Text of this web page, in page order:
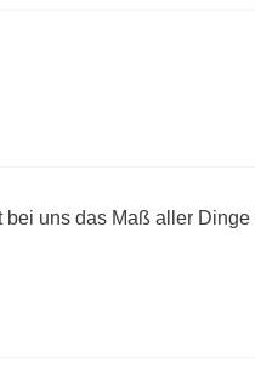
uns das Maß aller